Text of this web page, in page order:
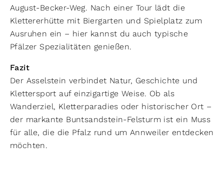
August-Becker-Weg. Nach einer Tour lädt die
Klettererhütte mit Biergarten und Spielplatz zum
Ausruhen ein – hier kannst du auch typische
Pfälzer Spezialitäten genießen.
Fazit
Der Asselstein verbindet Natur, Geschichte und
Klettersport auf einzigartige Weise. Ob als
Wanderziel, Kletterparadies oder historischer Ort –
der markante Buntsandstein-Felsturm ist ein Muss
für alle, die die Pfalz rund um Annweiler entdecken
möchten.